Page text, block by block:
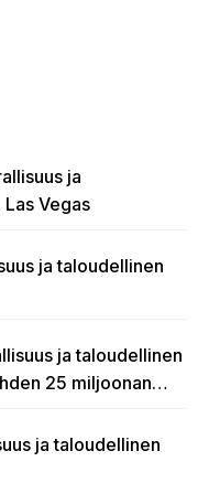
ja
Vegas
ja taloudellinen
ja taloudellinen
25 miljoonan
ja taloudellinen